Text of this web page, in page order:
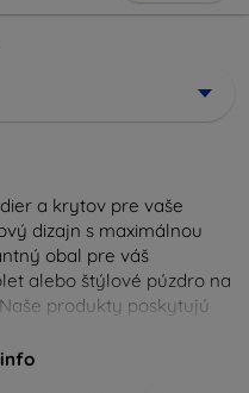
a krytov pre vaše
dizajn s maximálnou
obal pre váš
alebo štýlové púzdro na
produkty poskytujú
a praktické